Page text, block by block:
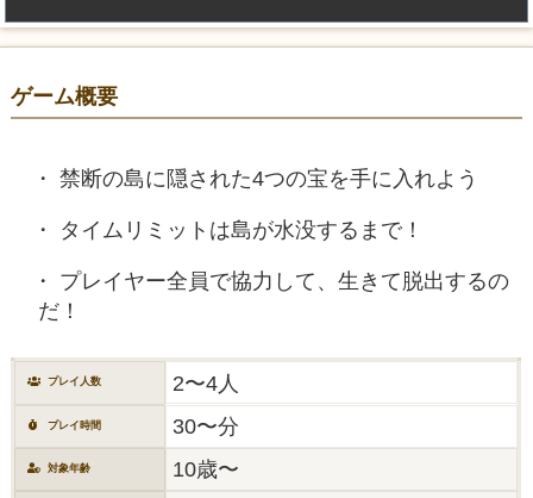
ゲーム概要
禁断の島に隠された4つの宝を手に入れよう
タイムリミットは島が水没するまで！
プレイヤー全員で協力して、生きて脱出するの
だ！
プレイ人数 2〜4人
プレイ時間 30〜分
対象年齢 10歳〜